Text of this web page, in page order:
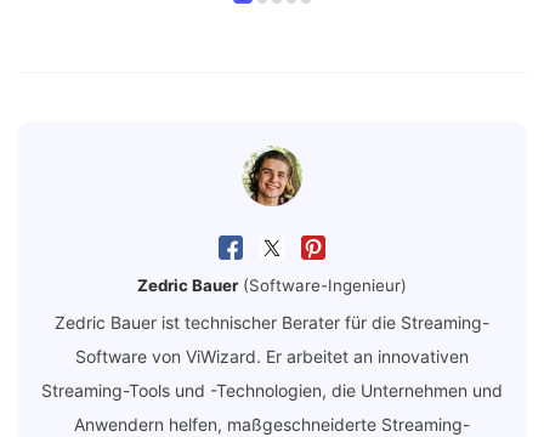
Zedric Bauer (Software-Ingenieur)
Zedric Bauer ist technischer Berater für die Streaming-
Software von ViWizard. Er arbeitet an innovativen
Streaming-Tools und -Technologien, die Unternehmen und
Anwendern helfen, maßgeschneiderte Streaming-